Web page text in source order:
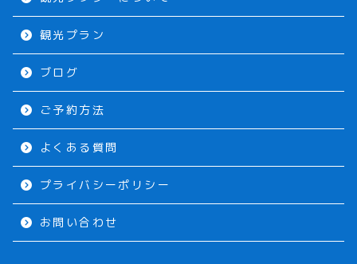
観光プラン
ブログ
ご予約方法
よくある質問
プライバシーポリシー
お問い合わせ